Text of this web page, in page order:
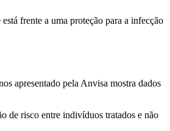
frente a uma proteção para a infecção
apresentado pela Anvisa mostra dados
de risco entre indivíduos tratados e não